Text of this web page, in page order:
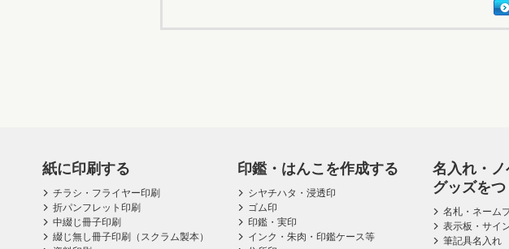
紙に印刷する
チラシ・フライヤー印刷
折パンフレット印刷
中綴じ冊子印刷
綴じ無し冊子印刷（スクラム製本）
印鑑・はんこを作成する
シヤチハタ・浸透印
ゴム印
印鑑・実印
インク・朱肉・印鑑ケース等
名入れ・ノ
グッズをつ
名札・ネーム
表示板・サイ
筆記具名入れ